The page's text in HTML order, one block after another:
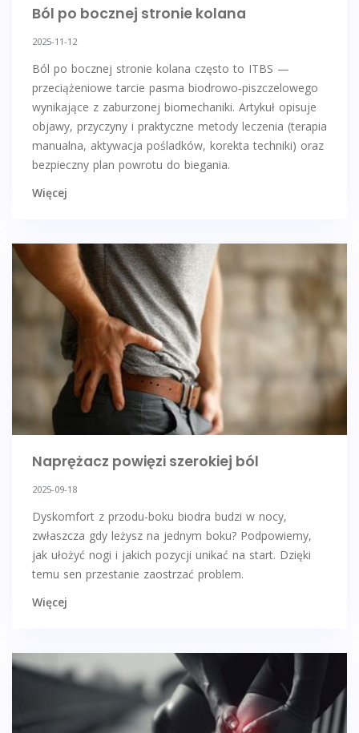
Ból po bocznej stronie kolana
2025-11-12
Ból po bocznej stronie kolana często to ITBS —
przeciążeniowe tarcie pasma biodrowo‑piszczelowego
wynikające z zaburzonej biomechaniki. Artykuł opisuje
objawy, przyczyny i praktyczne metody leczenia (terapia
manualna, aktywacja pośladków, korekta techniki) oraz
bezpieczny plan powrotu do biegania.
Więcej
Naprężacz powięzi szerokiej ból
2025-09-18
Dyskomfort z przodu-boku biodra budzi w nocy,
zwłaszcza gdy leżysz na jednym boku? Podpowiemy,
jak ułożyć nogi i jakich pozycji unikać na start. Dzięki
temu sen przestanie zaostrzać problem.
Więcej